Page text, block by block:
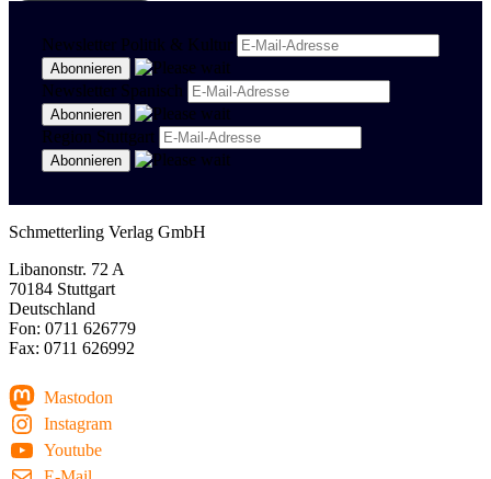
Newsletter Politik & Kultur
Newsletter Spanisch
Region Stuttgart
Schmetterling Verlag GmbH
Libanonstr. 72 A
70184 Stuttgart
Deutschland
Fon: 0711 626779
Fax: 0711 626992
Mastodon
Instagram
Youtube